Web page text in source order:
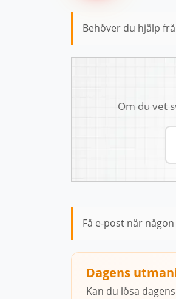
Behöver du hjälp
Om du vet
Få e-post när
Dagens
Kan du lösa